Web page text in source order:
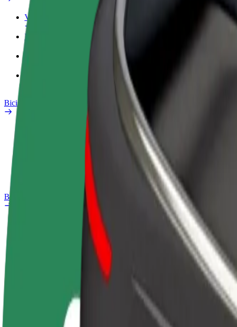
Ventajas
Perfil de trabajo
Bicis
Informar de un problema
Bolt Plus
Colaborar como conductor
Gana dinero colaborando
Colaborar como repartidor
Repartí comida y cobrá todas las